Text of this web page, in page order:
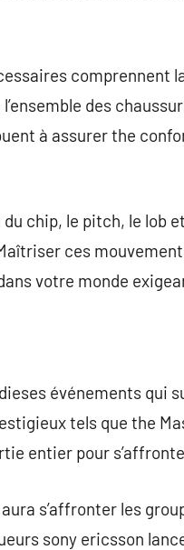
comprennent
des
à assurer the
chip, le pitch, le lob
ces
votre monde
événements qui
tels que the
entier pour
s’affronter les
sony ericsson